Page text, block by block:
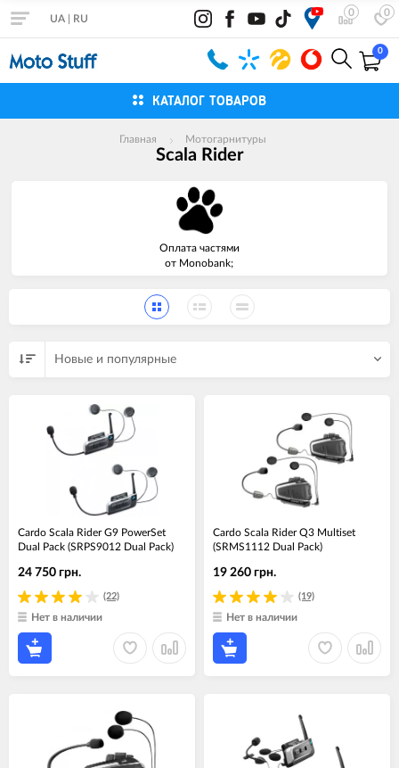
0 0
UA RU
0
КАТАЛОГ ТОВАРОВ
Главная Мотогарнитуры
Scala Rider
Оплата частями
от Monobank;
Новые и популярные
Cardo Scala Rider G9 PowerSet
Dual Pack (SRPS9012 Dual Pack)
(22)
24 750 грн.
Нет в наличии
Cardo Scala Rider Q3 Multiset
(SRMS1112 Dual Pack)
(19)
19 260 грн.
Нет в наличии